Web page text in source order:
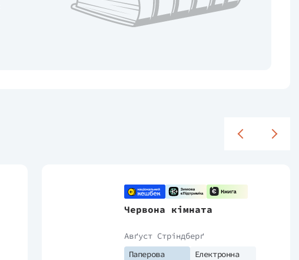
Червона кімната
Авґуст Стріндберґ
Паперова
Електронна